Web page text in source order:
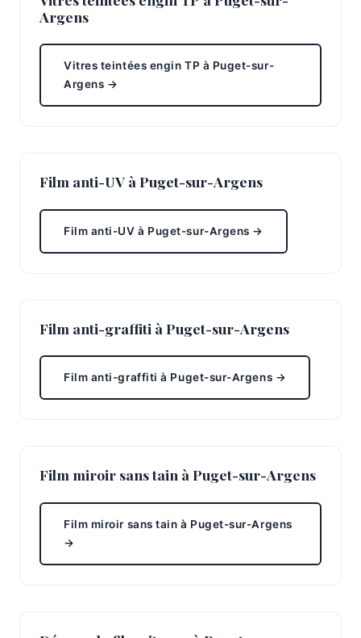
Argens
Vitres teintées engin TP à Puget-sur-
Argens →
Film anti-UV à Puget-sur-Argens
Film anti-UV à Puget-sur-Argens →
Film anti-graffiti à Puget-sur-Argens
Film anti-graffiti à Puget-sur-Argens →
Film miroir sans tain à Puget-sur-Argens
Film miroir sans tain à Puget-sur-Argens
→